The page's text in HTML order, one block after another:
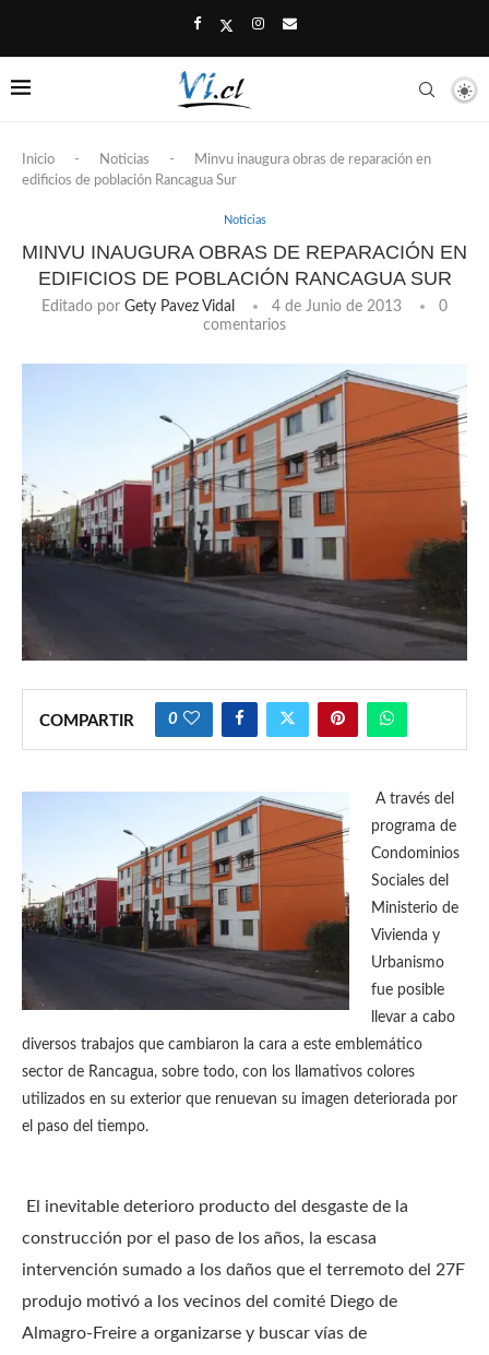
Inicio - Noticias -
Minvu inaugura obras de reparación en
edificios de población Rancagua Sur
Noticias
MINVU INAUGURA OBRAS DE REPARACIÓN EN
EDIFICIOS DE POBLACIÓN RANCAGUA SUR
Editado por Gety Pavez Vidal 4 de Junio de 2013
0
comentarios
COMPARTIR 0
A través del
programa de
Condominios
Sociales del
Ministerio de
Vivienda y
Urbanismo
fue posible
llevar a cabo
diversos trabajos que cambiaron la cara a este emblemático
sector de Rancagua, sobre todo, con los llamativos colores
utilizados en su exterior que renuevan su imagen deteriorada por
el paso del tiempo.
El inevitable deterioro producto del desgaste de la
construcción por el paso de los años, la escasa
intervención sumado a los daños que el terremoto del 27F
produjo motivó a los vecinos del comité Diego de
Almagro-Freire a organizarse y buscar vías de